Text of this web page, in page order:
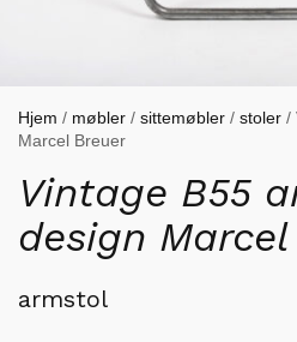
Hjem / møbler / sittemøbler / stoler /
Marcel Breuer
Vintage B55
design
armstol